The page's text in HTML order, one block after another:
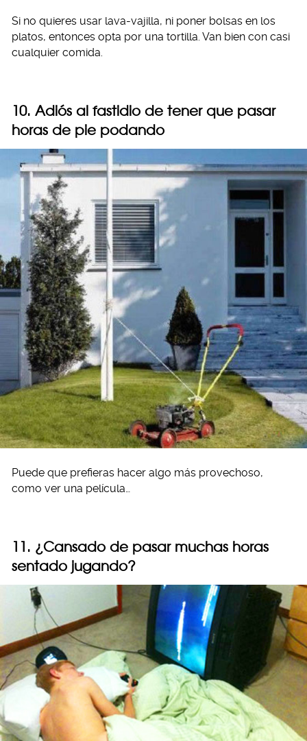
Si no quieres usar lava-vajilla, ni poner bolsas en los
platos, entonces opta por una tortilla. Van bien con casi
cualquier comida.
10. Adiós al fastidio de tener que pasar
horas de pie podando
Puede que prefieras hacer algo más provechoso,
como ver una película…
11. ¿Cansado de pasar muchas horas
sentado jugando?